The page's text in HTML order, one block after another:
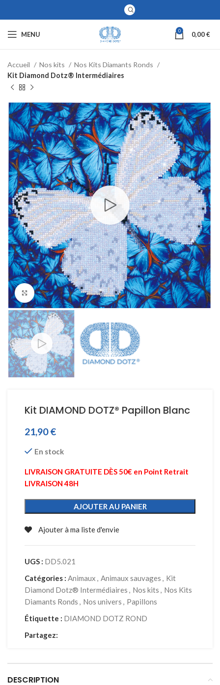
MENU 0 0,00€
Accueil Nos kits
Nos Kits Diamants Ronds
Kit Diamond Dotz® Intermédiaires
Click to enlarge
Kit DIAMOND DOTZ® Papillon Blanc
21,90€
En stock
LIVRAISON GRATUITE DÈS 50€ en Point Retrait
LIVRAISON 48H
AJOUTER AU PANIER
Ajouter à ma liste d'envie
UGS : DD5.021
Catégories : Animaux , Animaux sauvages , Kit
Diamond Dotz® Intermédiaires , Nos kits , Nos Kits
Diamants Ronds , Nos univers , Papillons
Étiquette : DIAMOND DOTZ ROND
Partagez:
DESCRIPTION